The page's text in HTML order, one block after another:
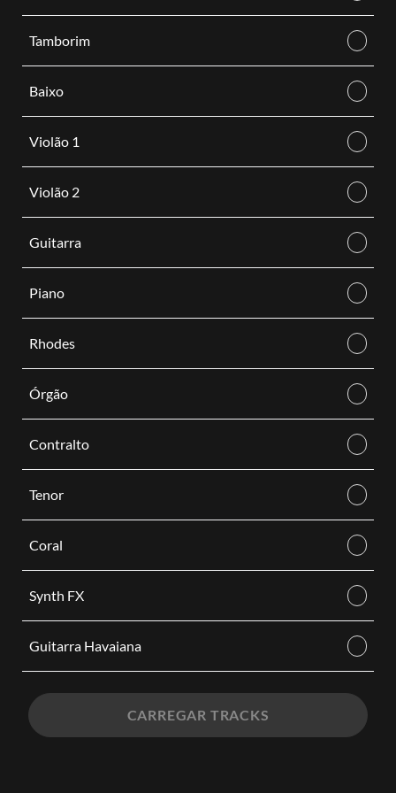
Tamborim
Baixo
Violão 1
Violão 2
Guitarra
Piano
Rhodes
Órgão
Contralto
Tenor
Coral
Synth FX
Guitarra Havaiana
CARREGAR TRACKS